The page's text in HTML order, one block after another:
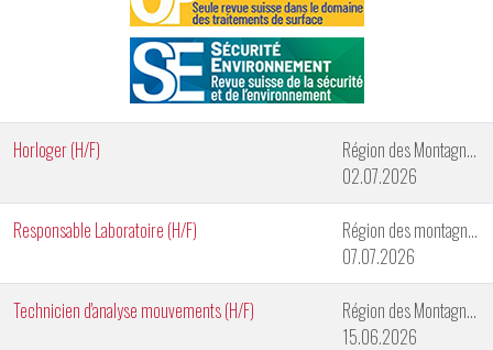
Horloger (H/F)
Région des Montagnes Neuchâteloises
02.07.2026
Responsable Laboratoire (H/F)
Région des montagnes neuchâteloises
07.07.2026
Technicien d'analyse mouvements (H/F)
Région des Montagnes Neuchâteloises
15.06.2026